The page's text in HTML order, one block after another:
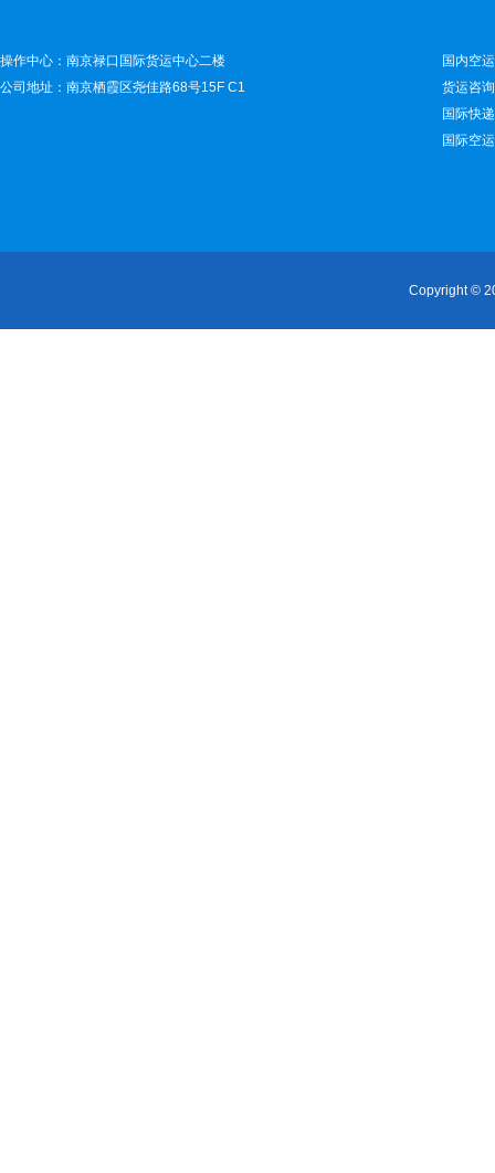
操作中心：南京禄口国际货运中心二楼
公司地址：南京栖霞区尧佳路68号15F C1
国内空
货运咨
国际快
国际空
Copyright ©